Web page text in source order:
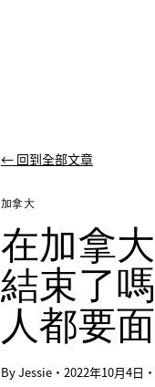
← 回到全部文章
加拿大
在加拿
結束了
人都要
By Jessie · 2022年10月4日 ·